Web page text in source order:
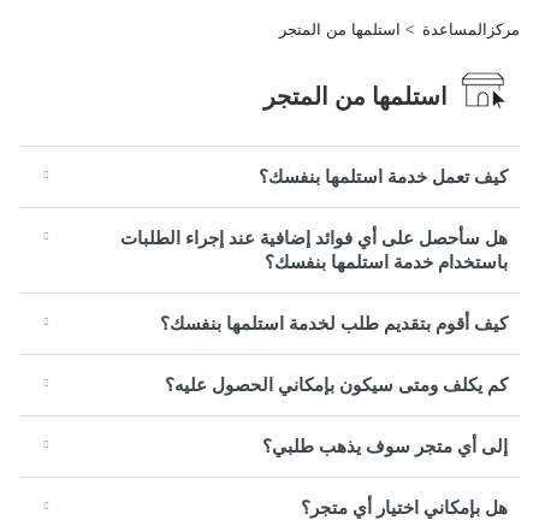
مركزالمساعدة استلمها من المتجر
استلمها من المتجر
كيف تعمل خدمة استلمها بنفسك؟
هل سأحصل على أي فوائد إضافية عند إجراء الطلبات
باستخدام خدمة استلمها بنفسك؟
كيف أقوم بتقديم طلب لخدمة استلمها بنفسك؟
كم يكلف ومتى سيكون بإمكاني الحصول عليه؟
إلى أي متجر سوف يذهب طلبي؟
هل بإمكاني اختيار أي متجر؟